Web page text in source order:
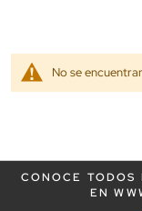
No se
CONOCE TODOS
EN